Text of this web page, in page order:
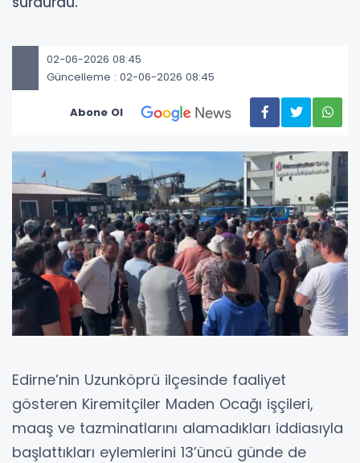
02-06-2026 08:45
Güncelleme : 02-06-2026 08:45
Abone Ol
Edirne’nin Uzunköprü ilçesinde faaliyet
gösteren Kiremitçiler Maden Ocağı işçileri,
maaş ve tazminatlarını alamadıkları iddiasıyla
başlattıkları eylemlerini 13’üncü günde de